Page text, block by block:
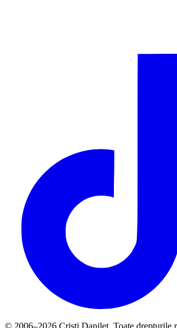
© 2006–2026 Cristi Danileț. Toate drepturile